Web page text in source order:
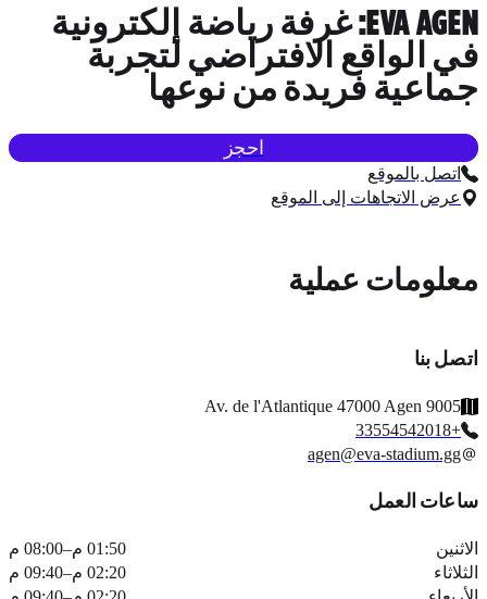
EVA AGEN: غرفة رياضة إلكترونية
الواقع الافتراضي لتجربة
فريدة من نوعها
احجز
اتصل بالموقع
عرض الاتجاهات إلى الموقع
عملية
بنا
9005 Av. de l'Atlantique 47000 Agen
+33554542018
agen@eva-stadium.gg
العمل
01:50 م –08:00 م
02:20 م –09:40 م